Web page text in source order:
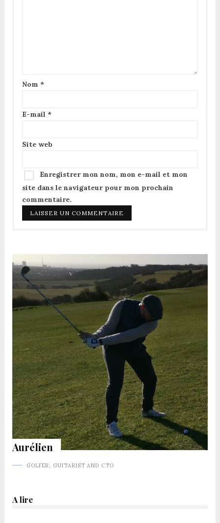
Nom *
E-mail *
Site web
Enregistrer mon nom, mon e-mail et mon
site dans le navigateur pour mon prochain
commentaire.
Aurélien
GOLFER, GUITARIST AND CTO
A lire